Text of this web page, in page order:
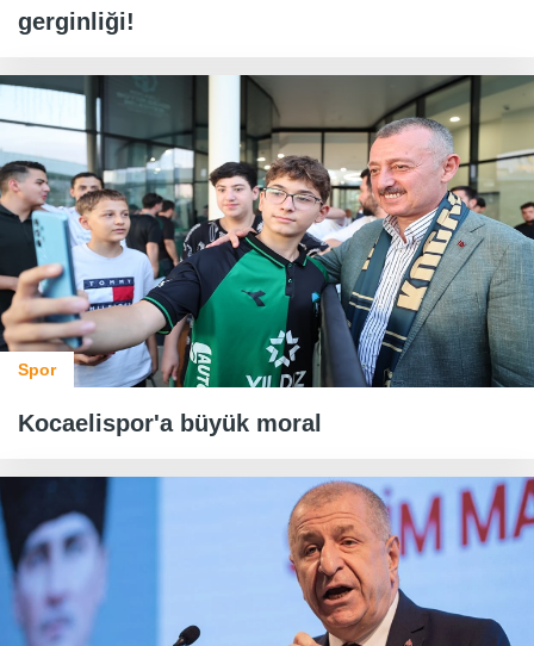
gerginliği!
Spor
Kocaelispor'a büyük moral